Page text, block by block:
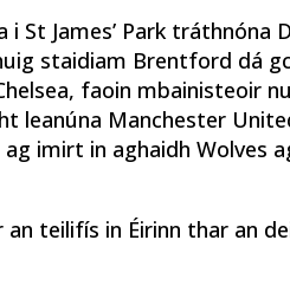
St James’ Park tráthnóna
staidiam Brentford dá
faoin mbainisteoir
leanúna Manchester
imirt in aghaidh Wolves
teilifís in Éirinn thar an